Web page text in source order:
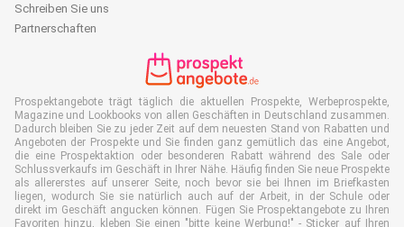
Schreiben Sie uns
Partnerschaften
Prospektangebote trägt täglich die aktuellen Prospekte, Werbeprospekte,
Magazine und Lookbooks von allen Geschäften in Deutschland zusammen.
Dadurch bleiben Sie zu jeder Zeit auf dem neuesten Stand von Rabatten und
Angeboten der Prospekte und Sie finden ganz gemütlich das eine Angebot,
die eine Prospektaktion oder besonderen Rabatt während des Sale oder
Schlussverkaufs im Geschäft in Ihrer Nähe. Häufig finden Sie neue Prospekte
als allererstes auf unserer Seite, noch bevor sie bei Ihnen im Briefkasten
liegen, wodurch Sie sie natürlich auch auf der Arbeit, in der Schule oder
direkt im Geschäft angucken können. Fügen Sie Prospektangebote zu Ihren
Favoriten hinzu, kleben Sie einen "bitte keine Werbung!" - Sticker auf Ihren